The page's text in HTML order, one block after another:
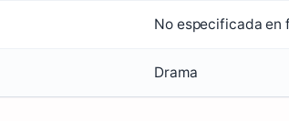
No especificada en
Drama